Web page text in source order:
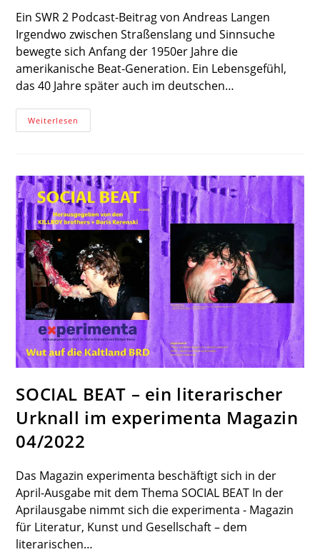
Ein SWR 2 Podcast-Beitrag von Andreas Langen
Irgendwo zwischen Straßenslang und Sinnsuche
bewegte sich Anfang der 1950er Jahre die
amerikanische Beat-Generation. Ein Lebensgefühl,
das 40 Jahre später auch im deutschen…
Weiterlesen
2
–
Der
Weite
Weg
Der
Verleger-
Brüder
Michael
Und
Joachim
Schönauer,
Alias
„KILLROY
Media“￼
SOCIAL BEAT – ein literarischer
Urknall im experimenta Magazin
04/2022
Das Magazin experimenta beschäftigt sich in der
April-Ausgabe mit dem Thema SOCIAL BEAT In der
Aprilausgabe nimmt sich die experimenta - Magazin
für Literatur, Kunst und Gesellschaft – dem
literarischen…